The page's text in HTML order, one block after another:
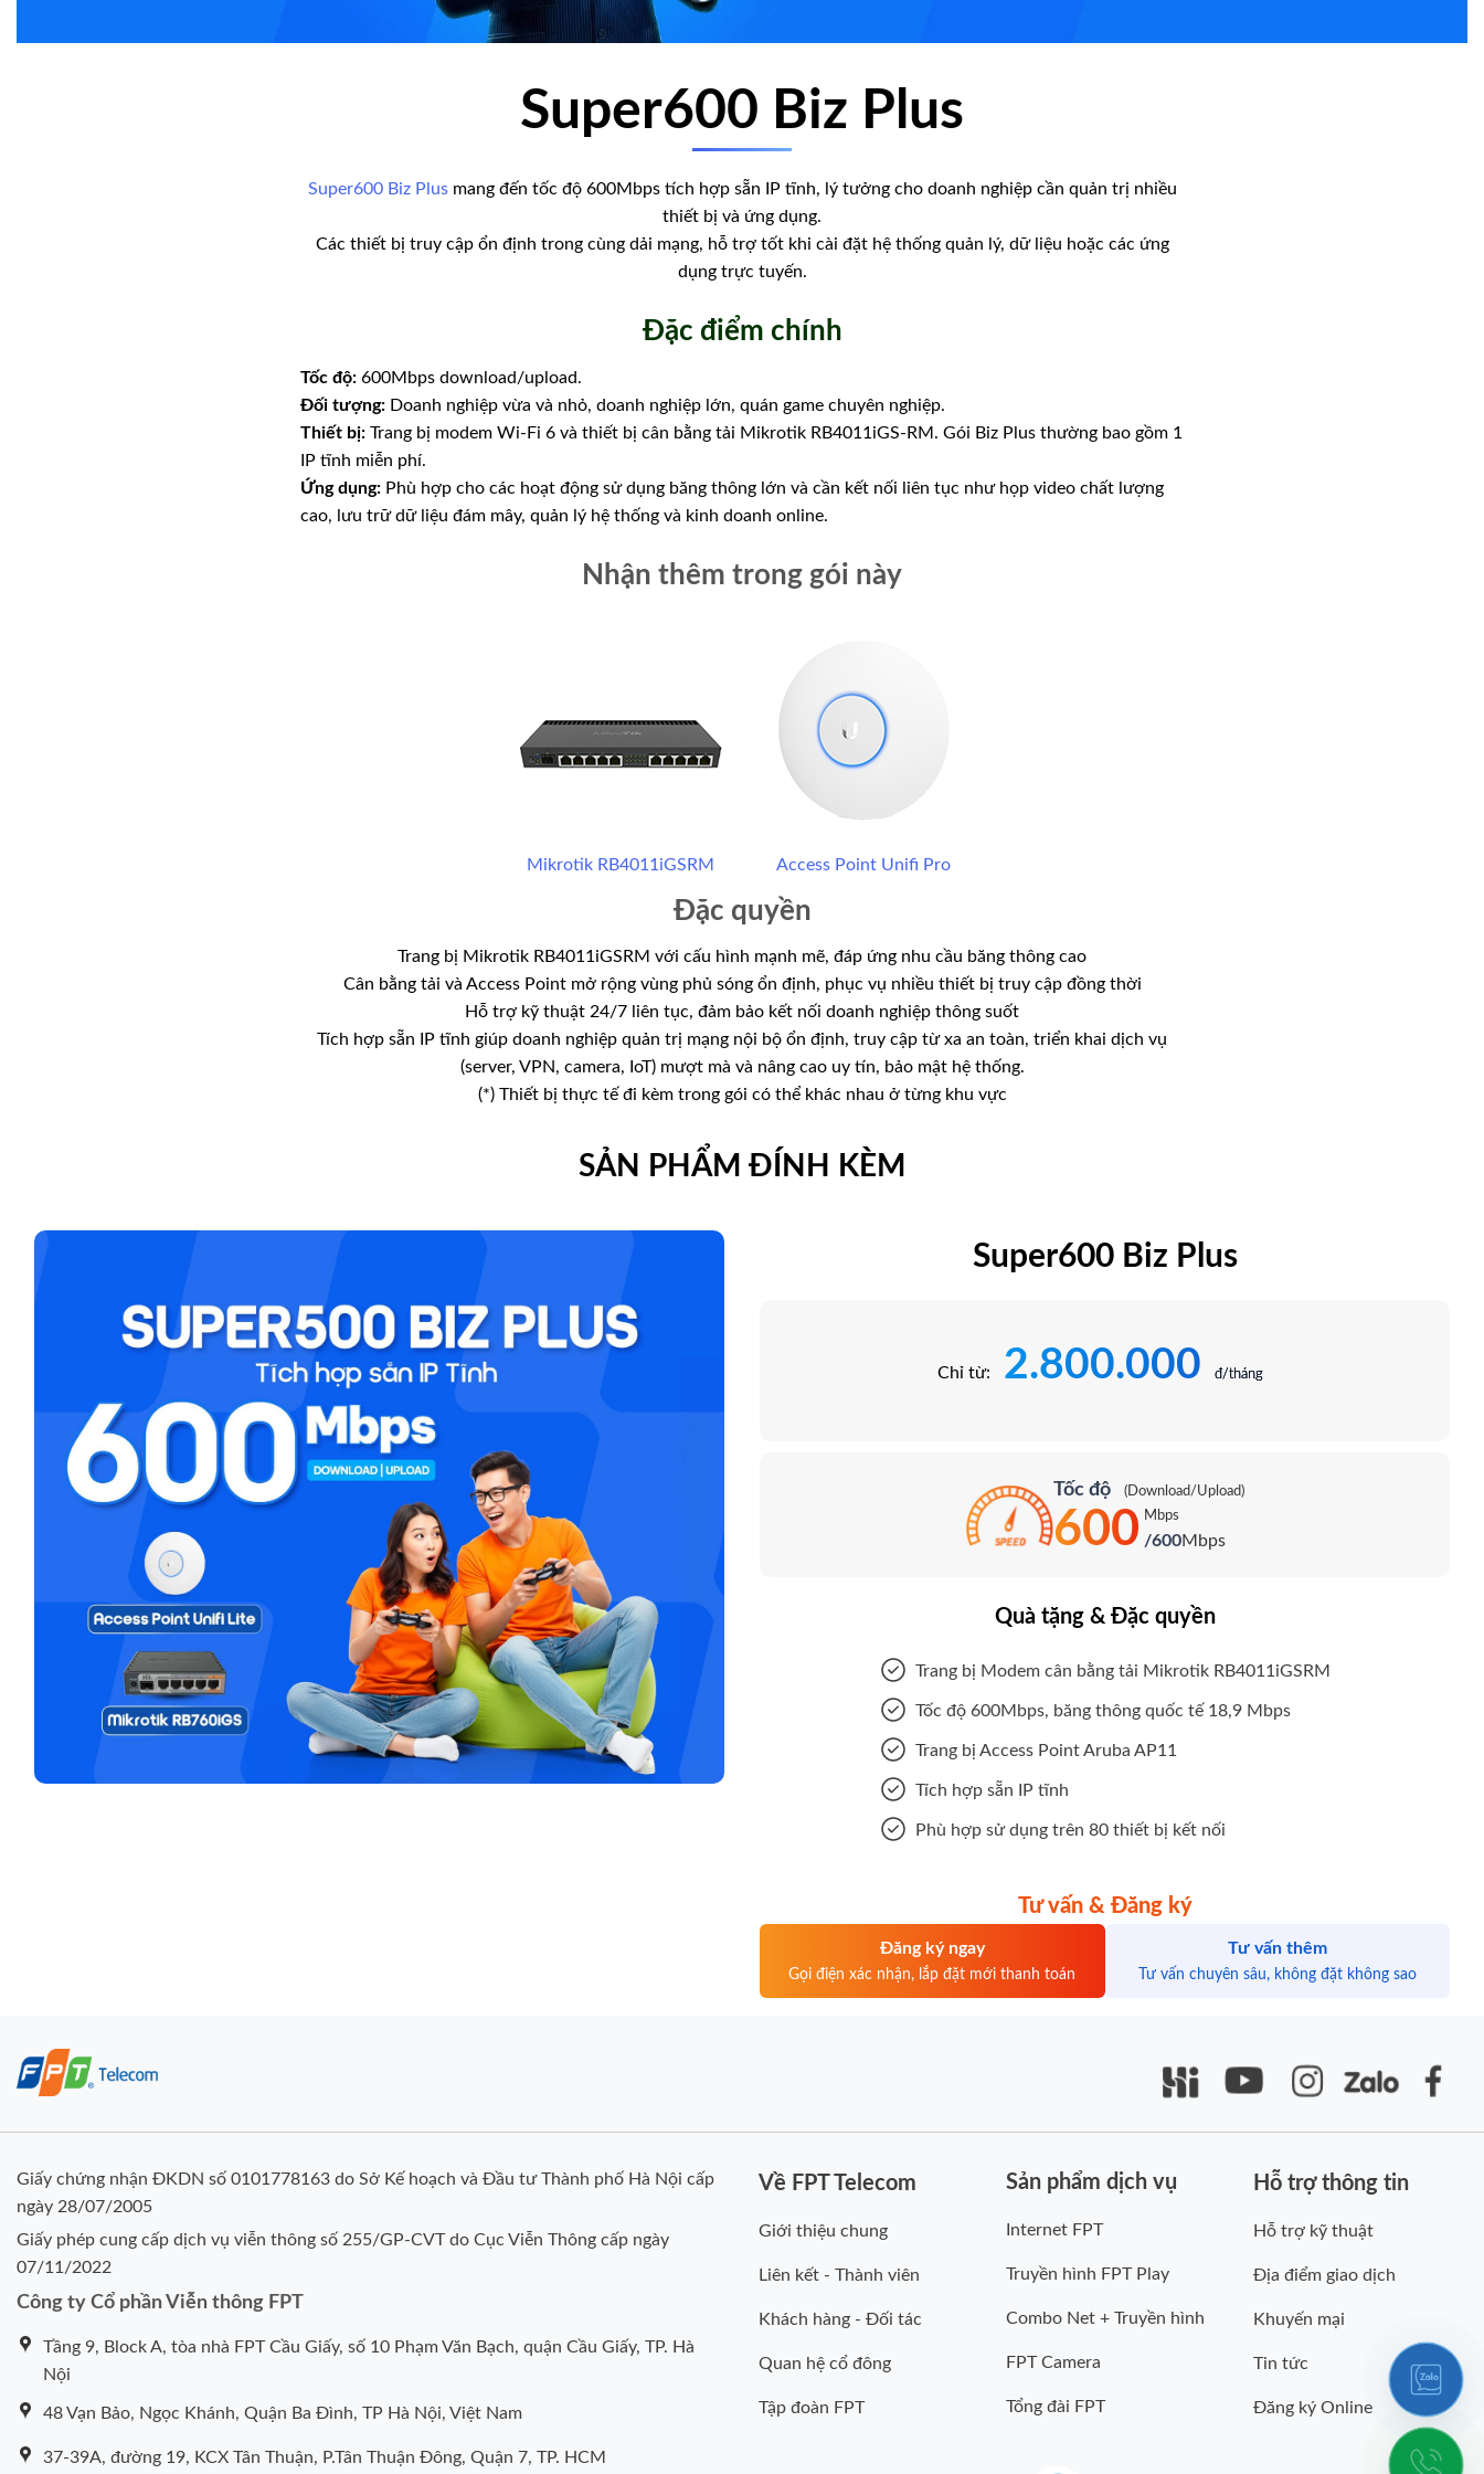
Super600 Biz Plus
Super600 Biz Plusmang đến tốc độ 600Mbps tích hợp sẵn IP tĩnh, lý tưởng cho doanh nghiệp cần quản trị nhiều
thiết bị và ứng dụng.
Các thiết bị truy cập ổn định trong cùng dải mạng, hỗ trợ tốt khi cài đặt hệ thống quản lý, dữ liệu hoặc các ứng
dụng trực tuyến.
Đặc điểm chính
Tốc độ: 600Mbps download/upload.
Đối tượng: Doanh nghiệp vừa và nhỏ, doanh nghiệp lớn, quán game chuyên nghiệp.
Thiết bị: Trang bị modem Wi-Fi 6 và thiết bị cân bằng tải Mikrotik RB4011iGS-RM. Gói Biz Plus thường bao gồm 1
IP tĩnh miễn phí.
Ứng dụng: Phù hợp cho các hoạt động sử dụng băng thông lớn và cần kết nối liên tục như họp video chất lượng
cao, lưu trữ dữ liệu đám mây, quản lý hệ thống và kinh doanh online.
Nhận thêm trong gói này
Mikrotik RB4011iGSRM Access Point Unifi Pro
Đặc quyền
Trang bị Mikrotik RB4011iGSRM với cấu hình mạnh mẽ, đáp ứng nhu cầu băng thông cao
Cân bằng tải và Access Point mở rộng vùng phủ sóng ổn định, phục vụ nhiều thiết bị truy cập đồng thời
Hỗ trợ kỹ thuật 24/7 liên tục, đảm bảo kết nối doanh nghiệp thông suốt
Tích hợp sẵn IP tĩnh giúp doanh nghiệp quản trị mạng nội bộ ổn định, truy cập từ xa an toàn, triển khai dịch vụ
(server, VPN, camera, IoT) mượt mà và nâng cao uy tín, bảo mật hệ thống.
(*) Thiết bị thực tế đi kèm trong gói có thể khác nhau ở từng khu vực
SẢN PHẨM ĐÍNH KÈM
Super600 Biz Plus
Chỉ từ: 2.800.000 đ/tháng
Tốc độ (Download/Upload)
600 Mbps
/600Mbps
Quà tặng & Đặc quyền
Trang bị Modem cân bằng tải Mikrotik RB4011iGSRM
Tốc độ 600Mbps, băng thông quốc tế 18,9 Mbps
Trang bị Access Point Aruba AP11
Tích hợp sẵn IP tĩnh
Phù hợp sử dụng trên 80 thiết bị kết nối
Tư vấn & Đăng ký
Đăng ký ngay
Gọi điện xác nhận, lắp đặt mới thanh toán
Tư vấn thêm
Tư vấn chuyên sâu, không đặt không sao
Giấy chứng nhận ĐKDN số 0101778163 do Sở Kế hoạch và Đầu tư Thành phố Hà Nội cấp
ngày 28/07/2005
Giấy phép cung cấp dịch vụ viễn thông số 255/GP-CVT do Cục Viễn Thông cấp ngày
07/11/2022
Công ty Cổ phần Viễn thông FPT
Tầng 9, Block A, tòa nhà FPT Cầu Giấy, số 10 Phạm Văn Bạch, quận Cầu Giấy, TP. Hà
Nội
48 Vạn Bảo, Ngọc Khánh, Quận Ba Đình, TP Hà Nội, Việt Nam
37-39A, đường 19, KCX Tân Thuận, P.Tân Thuận Đông, Quận 7, TP. HCM
Về FPT Telecom
Giới thiệu chung
Liên kết - Thành viên
Khách hàng - Đối tác
Quan hệ cổ đông
Tập đoàn FPT
Sản phẩm dịch vụ
Internet FPT
Truyền hình FPT Play
Combo Net + Truyền hình
FPT Camera
Tổng đài FPT
Hỗ trợ thông tin
Hỗ trợ kỹ thuật
Địa điểm giao dịch
Khuyến mại
Tin tức
Đăng ký Online